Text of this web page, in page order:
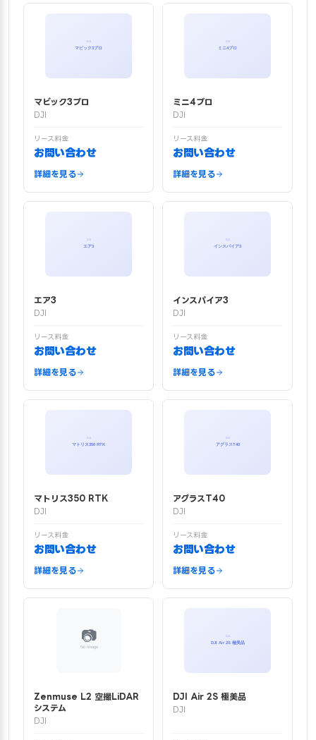
マビック3プロ
DJI
リース料金
お問い合わせ
詳細を見る
ミニ4プロ
DJI
リース料金
お問い合わせ
詳細を見る
エア3
DJI
リース料金
お問い合わせ
詳細を見る
インスパイア3
DJI
リース料金
お問い合わせ
詳細を見る
マトリス350 RTK
DJI
リース料金
お問い合わせ
詳細を見る
アグラスT40
DJI
リース料金
お問い合わせ
詳細を見る
Zenmuse L2 空撮LiDAR
システム
DJI
DJI Air 2S 極美品
DJI